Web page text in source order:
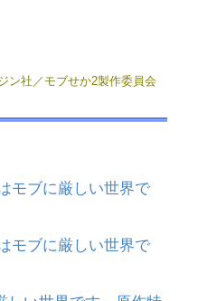
ン社／モブせか2製作委員会
モブに厳しい世界で
モブに厳しい世界で